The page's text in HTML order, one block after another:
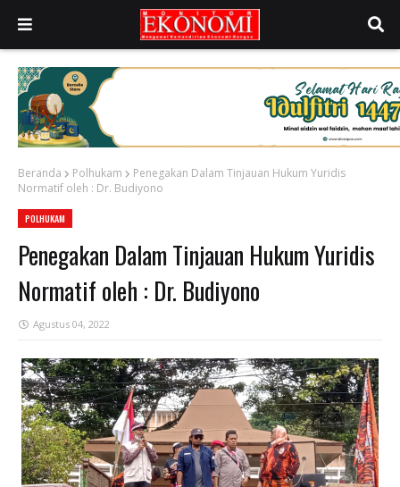
Beranda Polhukam
Penegakan Dalam Tinjauan Hukum Yuridis
Normatif oleh : Dr. Budiyono
POLHUKAM
Penegakan Dalam Tinjauan Hukum Yuridis
Normatif oleh : Dr. Budiyono
Agustus 04, 2022